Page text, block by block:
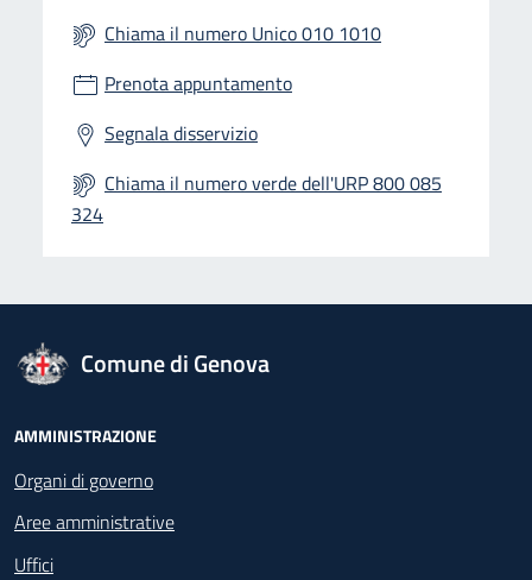
Chiama il numero Unico 010 1010
Prenota appuntamento
Segnala disservizio
Chiama il numero verde dell'URP 800 085
324
logo Unione Europea
Comune di Genova
Footer - Navigazione
AMMINISTRAZIONE
Organi di governo
Aree amministrative
Uffici